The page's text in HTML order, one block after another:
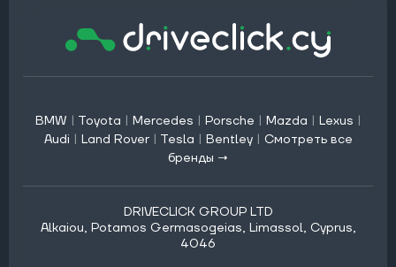
BMW | Toyota | Mercedes | Porsche | Mazda | Lexus |
Audi | Land Rover | Tesla | Bentley | Смотреть все
бренды →
DRIVECLICK GROUP LTD
Alkaiou, Potamos Germasogeias, Limassol, Cyprus,
4046